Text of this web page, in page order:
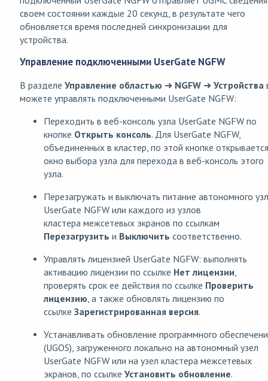
своем состоянии каждые 20 секунд, в результате чего
обновляется время последней синхронизации для
устройства.
Управление подключенными UserGate NGFW
В разделе Управление областью ➜ NGFW ➜ Устройства
можете управлять подключенными UserGate NGFW:
Переходить в веб-консоль узла UserGate NGFW по
кнопке Открыть консоль. Для UserGate NGFW,
объединенных в кластер, по этой кнопке открывается
окно выбора узла для перехода в веб-консоль этого
узла.
Перезагружать и выключать питание автономного
UserGate NGFW или каждого из узлов
кластера межсетевых экранов по ссылкам
Перезагрузить и Выключить соответственно.
Управлять лицензией UserGate NGFW: выполнять
активацию лицензии по ссылке Нет лицензии,
проверять срок ее действия по ссылке Проверить
лицензию, а также обновлять лицензию по
ссылке Зарегистрированная версия.
Устанавливать обновление программного
(UGOS), загруженного локально на автономный узел
UserGate NGFW или на узел кластера межсетевых
экранов, по ссылке Установить обновление.